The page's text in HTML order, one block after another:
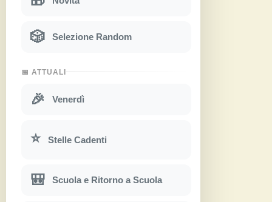
🎲 Selezione Random
📅 ATTUALI
🎉 Venerdì
⭐ Stelle Cadenti
🎒 Scuola e Ritorno a Scuola